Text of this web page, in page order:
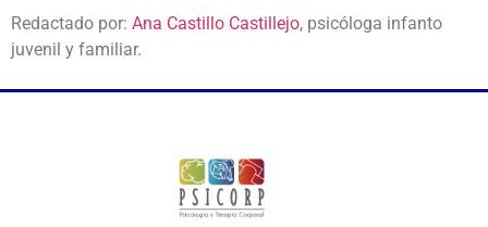
Redactado por: Ana Castillo Castillejo, psicóloga infanto
juvenil y familiar.